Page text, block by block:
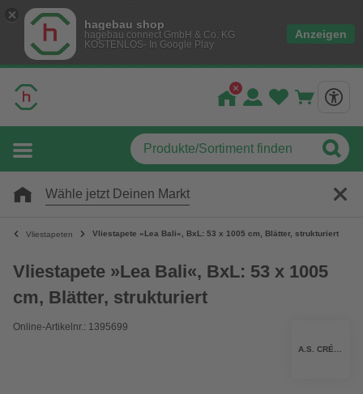
hagebau shop
hagebau connect GmbH & Co. KG
KOSTENLOS- In Google Play
Anzeigen
Wähle jetzt Deinen Markt
Vliestapeten Vliestapete »Lea Bali«, BxL: 53 x 1005 cm, Blätter, strukturiert
Vliestapete »Lea Bali«, BxL: 53 x 1005
cm, Blätter, strukturiert
Online-Artikelnr.: 1395699